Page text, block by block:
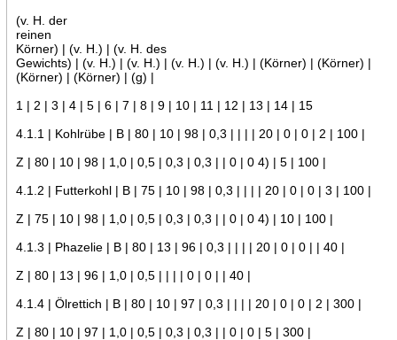
(v. H. der
reinen
Körner) | (v. H.) | (v. H. des
Gewichts) | (v. H.) | (v. H.) | (v. H.) | (v. H.) | (Körner) | (Körner) |
(Körner) | (Körner) | (g) |
1 | 2 | 3 | 4 | 5 | 6 | 7 | 8 | 9 | 10 | 11 | 12 | 13 | 14 | 15
4.1.1 | Kohlrübe | B | 80 | 10 | 98 | 0,3 | | | | 20 | 0 | 0 | 2 | 100 |
Z | 80 | 10 | 98 | 1,0 | 0,5 | 0,3 | 0,3 | | 0 | 0 4) | 5 | 100 |
4.1.2 | Futterkohl | B | 75 | 10 | 98 | 0,3 | | | | 20 | 0 | 0 | 3 | 100 |
Z | 75 | 10 | 98 | 1,0 | 0,5 | 0,3 | 0,3 | | 0 | 0 4) | 10 | 100 |
4.1.3 | Phazelie | B | 80 | 13 | 96 | 0,3 | | | | 20 | 0 | 0 | | 40 |
Z | 80 | 13 | 96 | 1,0 | 0,5 | | | | 0 | 0 | | 40 |
4.1.4 | Ölrettich | B | 80 | 10 | 97 | 0,3 | | | | 20 | 0 | 0 | 2 | 300 |
Z | 80 | 10 | 97 | 1,0 | 0,5 | 0,3 | 0,3 | | 0 | 0 | 5 | 300 |